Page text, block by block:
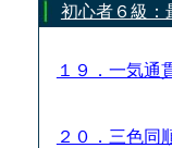
初心者６級：
１９．一気
２０．三色同